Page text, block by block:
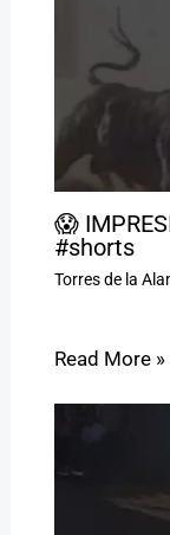
😱
#shorts
Torres de la
Read More »